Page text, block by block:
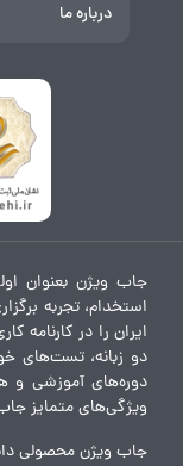
درباره ما
جاب ویژن بعنوان
استخدام، تجربه
ایران را در کارنامه
دو زبانه، تست‌های
دوره‌های آموزشی و
ویژگی‌های متمایز
جاب ویژن محصولی